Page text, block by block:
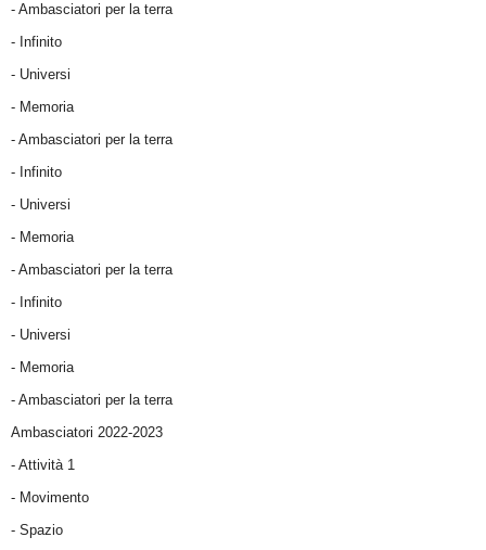
- Ambasciatori per la terra
- Infinito
- Universi
- Memoria
- Ambasciatori per la terra
- Infinito
- Universi
- Memoria
- Ambasciatori per la terra
- Infinito
- Universi
- Memoria
- Ambasciatori per la terra
Ambasciatori 2022-2023
- Attività 1
- Movimento
- Spazio